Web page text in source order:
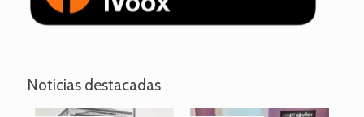
Noticias destacadas